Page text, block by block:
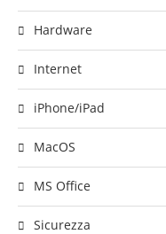
Hardware
Internet
iPhone/iPad
MacOS
MS Office
Sicurezza